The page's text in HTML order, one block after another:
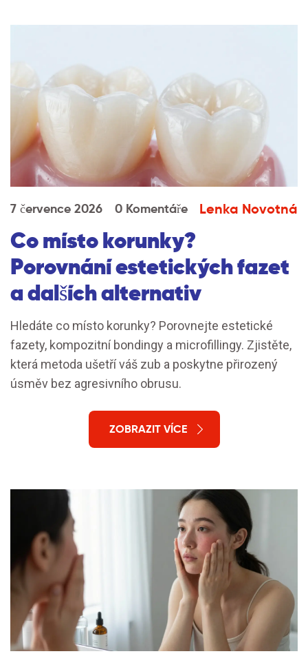
7 července 2026 0 Komentáře Lenka Novotná
Co místo korunky?
Porovnání estetických fazet
a dalších alternativ
Hledáte co místo korunky? Porovnejte estetické
fazety, kompozitní bondingy a microfillingy. Zjistěte,
která metoda ušetří váš zub a poskytne přirozený
úsměv bez agresivního obrusu.
ZOBRAZIT VÍCE